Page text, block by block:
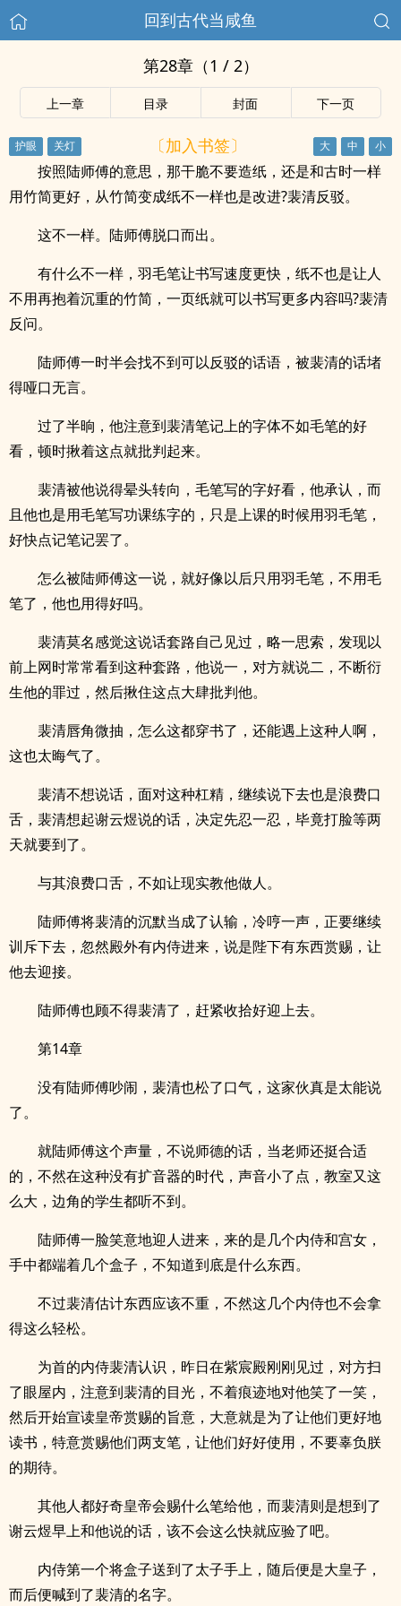
回到古代当咸鱼
第28章（1 / 2）
上一章 目录 封面 下一页
〔加入书签〕
按照陆师傅的意思，那干脆不要造纸，还是和古时一样
用竹简更好，从竹简变成纸不一样也是改进?裴清反驳。
这不一样。陆师傅脱口而出。
有什么不一样，羽毛笔让书写速度更快，纸不也是让人
不用再抱着沉重的竹简，一页纸就可以书写更多内容吗?裴清
反问。
陆师傅一时半会找不到可以反驳的话语，被裴清的话堵
得哑口无言。
过了半晌，他注意到裴清笔记上的字体不如毛笔的好
看，顿时揪着这点就批判起来。
裴清被他说得晕头转向，毛笔写的字好看，他承认，而
且他也是用毛笔写功课练字的，只是上课的时候用羽毛笔，
好快点记笔记罢了。
怎么被陆师傅这一说，就好像以后只用羽毛笔，不用毛
笔了，他也用得好吗。
裴清莫名感觉这说话套路自己见过，略一思索，发现以
前上网时常常看到这种套路，他说一，对方就说二，不断衍
生他的罪过，然后揪住这点大肆批判他。
裴清唇角微抽，怎么这都穿书了，还能遇上这种人啊，
这也太晦气了。
裴清不想说话，面对这种杠精，继续说下去也是浪费口
舌，裴清想起谢云煜说的话，决定先忍一忍，毕竟打脸等两
天就要到了。
与其浪费口舌，不如让现实教他做人。
陆师傅将裴清的沉默当成了认输，冷哼一声，正要继续
训斥下去，忽然殿外有内侍进来，说是陛下有东西赏赐，让
他去迎接。
陆师傅也顾不得裴清了，赶紧收拾好迎上去。
第14章
没有陆师傅吵闹，裴清也松了口气，这家伙真是太能说
了。
就陆师傅这个声量，不说师德的话，当老师还挺合适
的，不然在这种没有扩音器的时代，声音小了点，教室又这
么大，边角的学生都听不到。
陆师傅一脸笑意地迎人进来，来的是几个内侍和宫女，
手中都端着几个盒子，不知道到底是什么东西。
不过裴清估计东西应该不重，不然这几个内侍也不会拿
得这么轻松。
为首的内侍裴清认识，昨日在紫宸殿刚刚见过，对方扫
了眼屋内，注意到裴清的目光，不着痕迹地对他笑了一笑，
然后开始宣读皇帝赏赐的旨意，大意就是为了让他们更好地
读书，特意赏赐他们两支笔，让他们好好使用，不要辜负朕
的期待。
其他人都好奇皇帝会赐什么笔给他，而裴清则是想到了
谢云煜早上和他说的话，该不会这么快就应验了吧。
内侍第一个将盒子送到了太子手上，随后便是大皇子，
而后便喊到了裴清的名字。